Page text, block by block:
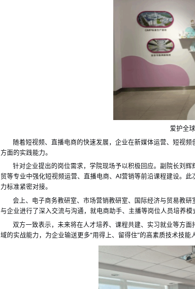
爱护全
随着短视频、直播电商的快速发展，企业在新媒体运营、短视频
方面的实践能力。
针对企业提出的岗位需求，学院现场予以积极回应。副院长刘辉
贸等专业中强化短视频运营、直播电商、 AI营销等前沿课程建设。
力标准紧密对接。
会上、电子商务教研室、市场营销教研室、国际经济与贸易教
与企业进行了深入交流与沟通，就电商助手、主播等岗位人员培养模
双方一致表示，未来将在 人才培养、课程共建、实习就业等方
域的实战能力，为企业输送更多“用得上、留得住”的高素质技术技能